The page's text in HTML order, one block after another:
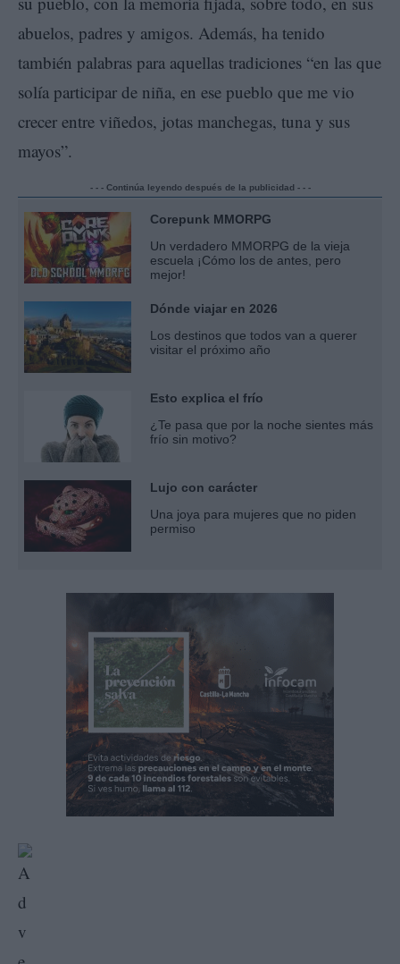
abuelos, padres y amigos. Además, ha tenido
también palabras para aquellas tradiciones “en las que
solía participar de niña, en ese pueblo que me vio
crecer entre viñedos, jotas manchegas, tuna y sus
mayos”.
- - - Continúa leyendo después de la publicidad - - -
Corepunk MMORPG
Un verdadero MMORPG de la vieja
escuela ¡Cómo los de antes, pero
mejor!
Dónde viajar en 2026
Los destinos que todos van a querer
visitar el próximo año
Esto explica el frío
¿Te pasa que por la noche sientes más
frío sin motivo?
Lujo con carácter
Una joya para mujeres que no piden
permiso